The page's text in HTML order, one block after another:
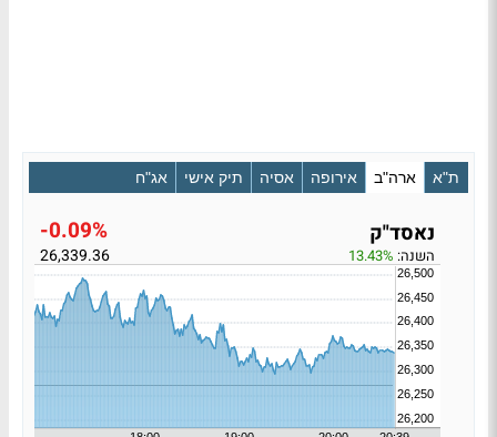
ת"א ארה"ב אירופה אסיה תיק אישי אג"ח
נאסד"ק -0.09%
השנה: 13.43%
26,339.36